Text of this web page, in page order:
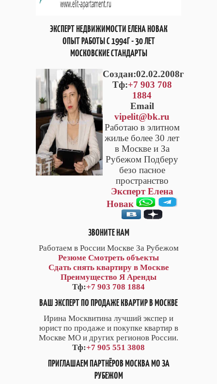
ЭКСПЕРТ НЕДВИЖИМОСТИ ЕЛЕНА НОВАК
ОПЫТ РАБОТЫ С 1994Г - 30 ЛЕТ
МОСКОВСКИЕ СТАНДАРТЫ
Cоздан:02.02.2008г
Тф:+7 903 708
1884
Email
vipelit@bk.ru
Работаю в элитном
жилье более 30 лет
в Москве и За
Рубежом Подберу
безо пасное
пространство
Эксперт Елена
Новак
ЗВОНИТЕ НАМ
Работаем в России Москве За Рубежом
Резюме Смотреть объекты
Сдать снять квартиру в Москве
Преимущество Я Аренды
Тф:+7 903 708 1884
ВАШ ЭКСПЕРТ ПО ПРОДАЖЕ КВАРТИР В МОСКВЕ
Ирина Москвитина лучший экспер и
юрист по продаже и покупке квартир в
Москве МО и других регионов России.
Тф:+7 905 551 3808
ПРИГЛАШАЕМ ПАРТНЁРОВ МОСКВА МО ЗА
РУБЕЖОМ